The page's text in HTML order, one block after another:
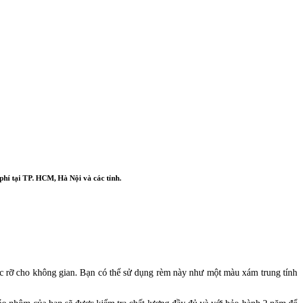
tại TP. HCM, Hà Nội và các tỉnh.
rỡ cho không gian.Bạn có thể sử dụng rèm này như một màu xám trung tính